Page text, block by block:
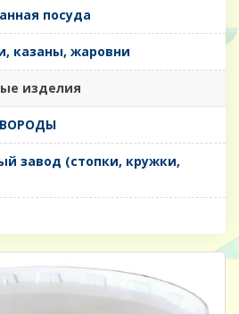
посуда
казаны, жаровни
изделия
завод (стопки, кружки,